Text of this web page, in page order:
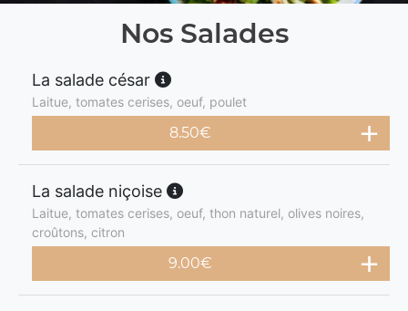
Nos Salades
La salade césar
Laitue, tomates cerises, oeuf, poulet
8.50€
La salade niçoise
Laitue, tomates cerises, oeuf, thon naturel, olives noires,
croûtons, citron
9.00€